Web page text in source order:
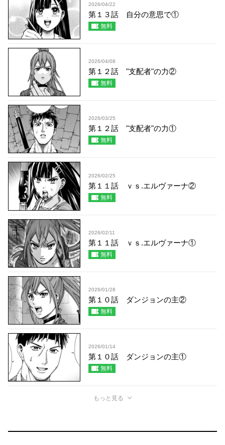
2026/04/22
第１３話 自分の意思で①
無料
2026/04/08
第１２話 "支配者"の力②
無料
2026/03/25
第１２話 "支配者"の力①
無料
2026/02/25
第１１話 ｖｓ.エルヴァーナ②
無料
2026/02/11
第１１話 ｖｓ.エルヴァーナ①
無料
2026/01/28
第１０話 ダンジョンの主②
無料
2026/01/14
第１０話 ダンジョンの主①
無料
もっと見る